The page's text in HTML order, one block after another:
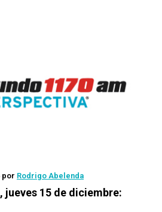
por Rodrigo Abelenda
jueves 15 de diciembre: